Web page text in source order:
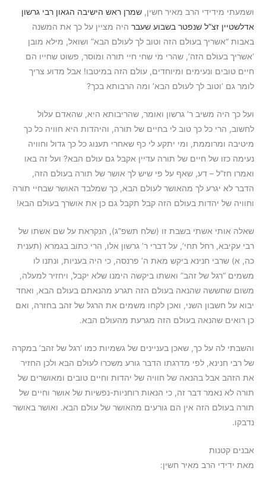
ושמעתי מידידי הרב מאיר חשין, שמרן ראש הישיבה הגאון רבי גרשון
אדלשטיין זצ”ל שנפטר בשבוע שעבר היה מציין על כך את המשנה
באבות “אשריך בעולם הזה וטוב לך לעולם הבא” ושואל, מילא מובן
‘אשריך בעולם הזה’, שהרי מי שחי חיי תורה ומוסר, פשוט שחייו הם
חיים טובים ונעימים ומיוחדים, עולם הזה במיטבו! אבל מדוע צריך
לומר גם ‘וטוב לך לעולם הבא’ ומה הרבותא בכך?
ועל כך היה משיב ר’ גרשון ואומר, שהריבותא היא, שהאדם עלול
לחשוב, הרי כל כך טוב לי בחיים של תורה, והיהדות היא חוויה כל כך
מיטיבה ומרוממת, ומי יתקע לי כף שאחרי תענוג כל כך גדול וחוויה
נעימה כזו של חיים של תורה עדיין אקבל גם עולם הבא? ועל זה באו
ואמרו חז”ל – דע, שאף על פי שיש לך אושר של תורה בעולם הזה,
הדבר לא יגרע לך מהאושר לעולם הבא, כך שמלבד האושר שבחיי תורה
וחוויה של יהדות בעולם הזה קבל תקבל גם כן את אושרך בעולם הבא!
שאלה אותי אשתי בשבת זו (שלח תשפ”ג), הנקראת על שם אשתו של
רבי עקיבא, רחל תחי’, על דברי ר’ גרשון אלו, הרי כתוב בגמרא (תענית
כה, א) שרבי חנינא ביקש מאת ה’ פרנסה, כי היה בעניות, ונתנו לו
משמים “רגל של זהב” ואשתו ביקשה הימנו שלא יקבל, ויחזיר למעלה,
משום שחששה שהנאה בעולם הזה תגרע מהנאתם בעולם הבא, ואחד
יבוא על חשבון השני, ואכן לקחו משמים את הרגל של זהב בחזרה, ואם
כן רואים שהנאה בעולם הזה מגרעת מהעולם הבא.
והשבתי לה על כך, שאכן בעניינים של גשמיות כמו ‘רגל של זהב’ במקרה
של רבי חנינא, לפי מדרגתו הדבר גורע משכרו לעולם הבא ולכן החזיר
את הזהב אבל בהנאה של חוויה של יהדות וחיים טובים ומאושרים של
תורה לא נאמר דבר זה, כי הנאות רוחניות-נפשיות של אושר וחיים של
תורה בעולם הזה אין הם גורעים מהאושר של עולם הבא. ואושר באושר
נדבקו.
אבנים קטנות
מאת ידידי הרב מאיר חשין: